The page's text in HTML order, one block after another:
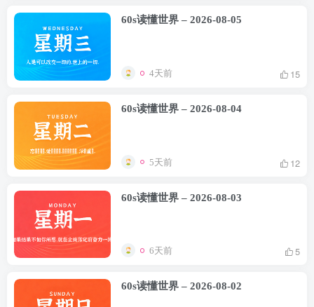
60s读懂世界 – 2026-08-05
4天前 15
60s读懂世界 – 2026-08-04
5天前 12
60s读懂世界 – 2026-08-03
6天前 5
60s读懂世界 – 2026-08-02